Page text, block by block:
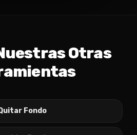
Otras
Fondo